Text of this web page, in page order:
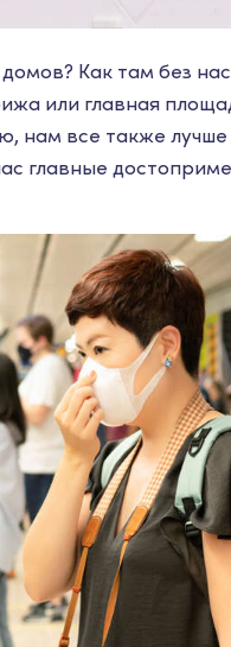
Как там без
или главная
все также лучше
главные